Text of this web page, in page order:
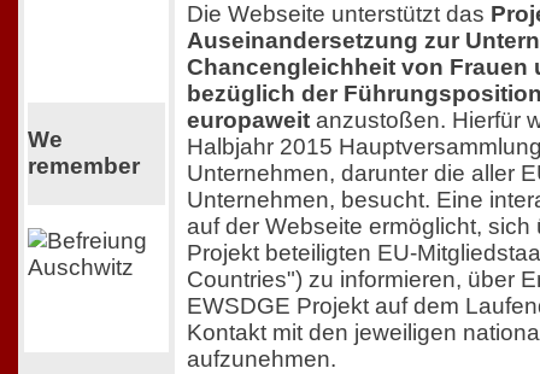
We
remember
Die Webseite unterstützt das
Auseinandersetzung zur
Chancengleichheit von Frauen
bezüglich der
europaweit anzustoßen. Hierfür
Halbjahr 2015
Unternehmen, darunter die aller
Unternehmen, besucht. Eine
auf der Webseite ermöglicht, sich
Projekt beteiligten EU-
Countries") zu informieren, über
EWSDGE Projekt auf dem
Kontakt mit den jeweiligen
aufzunehmen.